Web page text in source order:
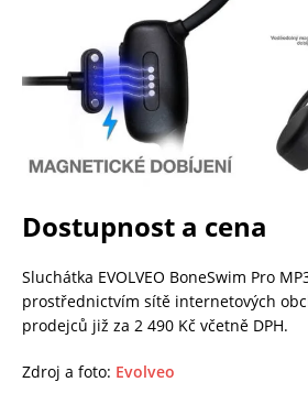
Dostupnost a cena
Sluchátka EVOLVEO BoneSwim Pro
prostřednictvím sítě internetových
prodejců již za 2 490 Kč včetně DPH.
Zdroj a foto: Evolveo